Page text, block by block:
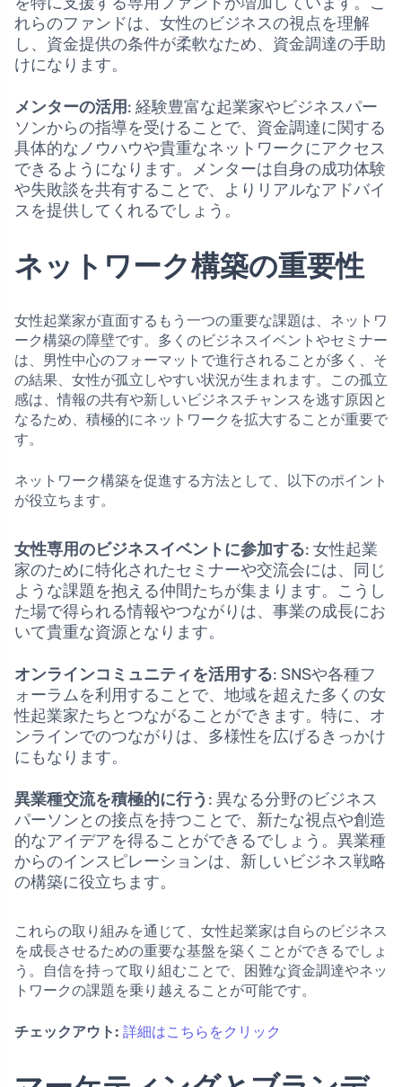
れらのファンドは、女性のビジネスの視点を理解
し、資金提供の条件が柔軟なため、資金調達の手助
けになります。
メンターの活用: 経験豊富な起業家やビジネスパー
ソンからの指導を受けることで、資金調達に関する
具体的なノウハウや貴重なネットワークにアクセス
できるようになります。メンターは自身の成功体験
や失敗談を共有することで、よりリアルなアドバイ
スを提供してくれるでしょう。
ネットワーク構築の重要性
女性起業家が直面するもう一つの重要な課題は、ネットワ
ーク構築の障壁です。多くのビジネスイベントやセミナー
は、男性中心のフォーマットで進行されることが多く、そ
の結果、女性が孤立しやすい状況が生まれます。この孤立
感は、情報の共有や新しいビジネスチャンスを逃す原因と
なるため、積極的にネットワークを拡大することが重要で
す。
ネットワーク構築を促進する方法として、以下のポイント
が役立ちます。
女性専用のビジネスイベントに参加する: 女性起業
家のために特化されたセミナーや交流会には、同じ
ような課題を抱える仲間たちが集まります。こうし
た場で得られる情報やつながりは、事業の成長にお
いて貴重な資源となります。
オンラインコミュニティを活用する: SNSや各種フ
ォーラムを利用することで、地域を超えた多くの女
性起業家たちとつながることができます。特に、オ
ンラインでのつながりは、多様性を広げるきっかけ
にもなります。
異業種交流を積極的に行う : 異なる分野のビジネス
パーソンとの接点を持つことで、新たな視点や創造
的なアイデアを得ることができるでしょう。異業種
からのインスピレーションは、新しいビジネス戦略
の構築に役立ちます。
これらの取り組みを通じて、女性起業家は自らのビジネス
を成長させるための重要な基盤を築くことができるでしょ
う。自信を持って取り組むことで、困難な資金調達やネッ
トワークの課題を乗り越えることが可能です。
チェックアウト: 詳細はこちらをクリック